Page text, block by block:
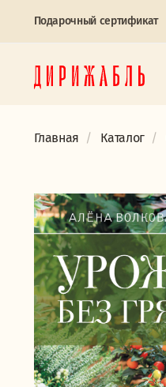
Подарочный сертификат
Главная Каталог